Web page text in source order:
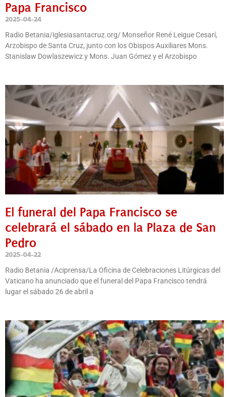
Papa Francisco
2025-04-24
Radio Betania/iglesiasantacruz.org/ Monseñor René Leigue Cesarí,
Arzobispo de Santa Cruz, junto con los Obispos Auxiliares Mons.
Stanislaw Dowlaszewicz y Mons. Juan Gómez y el Arzobispo
El funeral del Papa Francisco se
celebrará el sábado en la Plaza de San
Pedro
2025-04-22
Radio Betania /Aciprensa/La Oficina de Celebraciones Litúrgicas del
Vaticano ha anunciado que el funeral del Papa Francisco tendrá
lugar el sábado 26 de abril a